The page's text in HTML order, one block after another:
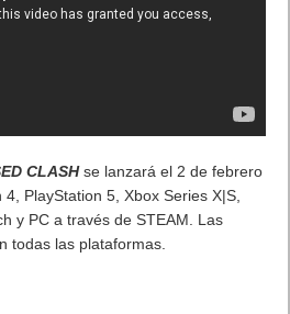
CLASHse lanzará el 2 de febrero
PlayStation 5, Xbox Series X|S,
y PC a través de STEAM. Las
todas las plataformas.